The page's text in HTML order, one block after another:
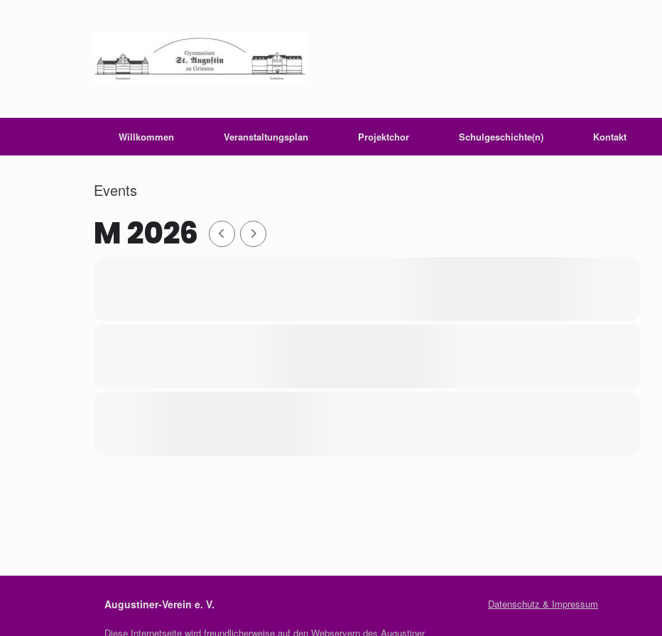
Willkommen Veranstaltungsplan Projektchor Schulgeschichte(n) Kontakt
Events
M 2026
Augustiner-Verein e. V.
Diese Internetseite wird freundlicherweise auf den Webservern des Augustiner
Datenschutz & Impressum